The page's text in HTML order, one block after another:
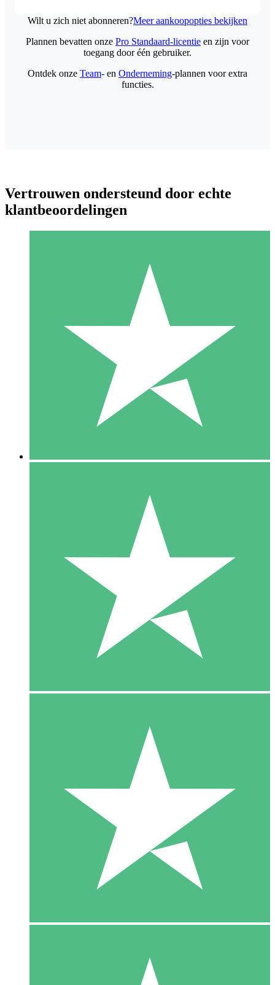
Wilt u zich niet abonneren?Meer aankoopopties bekijken
Individuele Creditpakketten
Betaal per gebruik met downloadtegoeden. Geen maandelijkse
1000
10 Downloaden
20 00
Plannen bevatten onze Pro Standaard-licentie en zijn voor
toegang door één gebruiker.
Ontdek onze Team- en Onderneming-plannen voor extra
functies.
Vertrouwen ondersteund door echte
klantbeoordelingen